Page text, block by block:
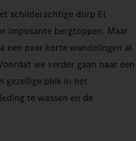
schilderachtige dorp El
imposante bergtoppen. Maar
een paar korte wandelingen al
we verder gaan naar een
gezellige plek in het
te wassen en de